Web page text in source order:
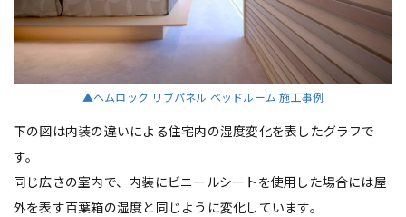
▲ヘムロック リブパネル ベッドルーム 施工事例
下の図は内装の違いによる住宅内の湿度変化を表したグラフで
す。
同じ広さの室内で、内装にビニールシートを使用した場合には屋
外を表す百葉箱の湿度と同じように変化しています。